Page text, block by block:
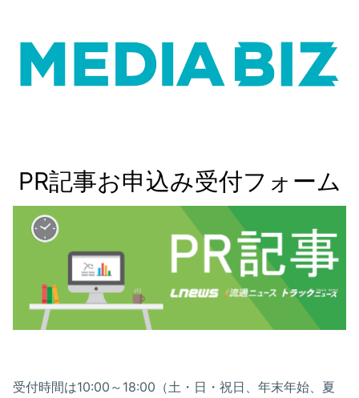
PR記事お申込み受付フォーム
受付時間は10:00～18:00（土・日・祝日、年末年始、夏